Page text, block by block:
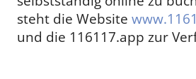
steht die Website
und die 116117.app zur